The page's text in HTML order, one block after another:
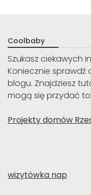
Coolbaby
Szukasz ciekawych
Koniecznie sprawdź
blogu. Znajdziesz
mogą się przydać
Projekty domów
wizytówka nap